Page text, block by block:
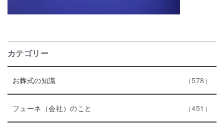
カテゴリー
お葬式の知識
ン
ト
リ
578
フューネ（会社）のこと
ン
451